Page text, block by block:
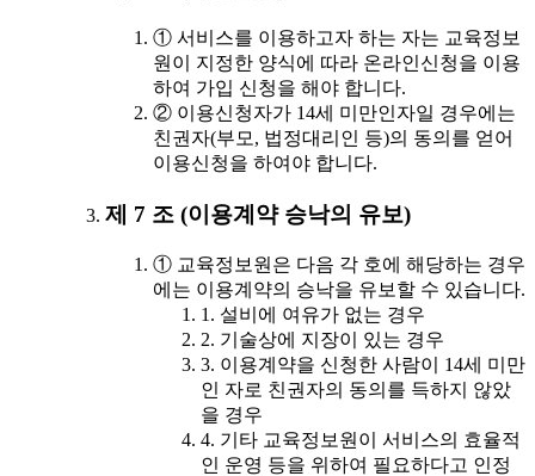
① 서비스를 이용하고자 하는 자는 교육정보
원이 지정한 양식에 따라 온라인신청을 이용
하여 가입 신청을 해야 합니다.
② 이용신청자가 14세 미만인자일 경우에는
친권자(부모, 법정대리인 등)의 동의를 얻어
이용신청을 하여야 합니다.
제 7 조 (이용계약 승낙의 유보)
① 교육정보원은 다음 각 호에 해당하는 경우
에는 이용계약의 승낙을 유보할 수 있습니다.
1. 설비에 여유가 없는 경우
2. 기술상에 지장이 있는 경우
3. 이용계약을 신청한 사람이 14세 미만
인 자로 친권자의 동의를 득하지 않았
을 경우
4. 기타 교육정보원이 서비스의 효율적
인 운영 등을 위하여 필요하다고 인정